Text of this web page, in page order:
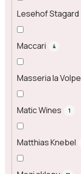
Lesehof Stagard
Maccari 4
Masseria la Volpe
Matic Wines 1
Matthias Knebel